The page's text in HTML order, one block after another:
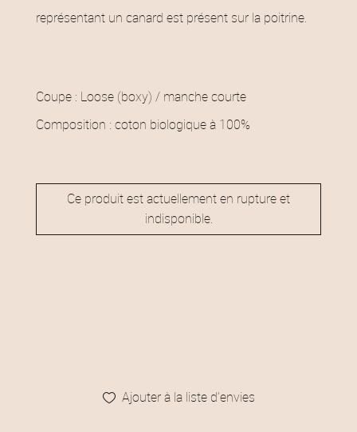
représentant un canard est présent sur la poitrine.
Coupe : Loose (boxy) / manche courte
Composition : coton biologique à 100%
Ce produit est actuellement en rupture et
indisponible.
Ajouter à la liste d’envies